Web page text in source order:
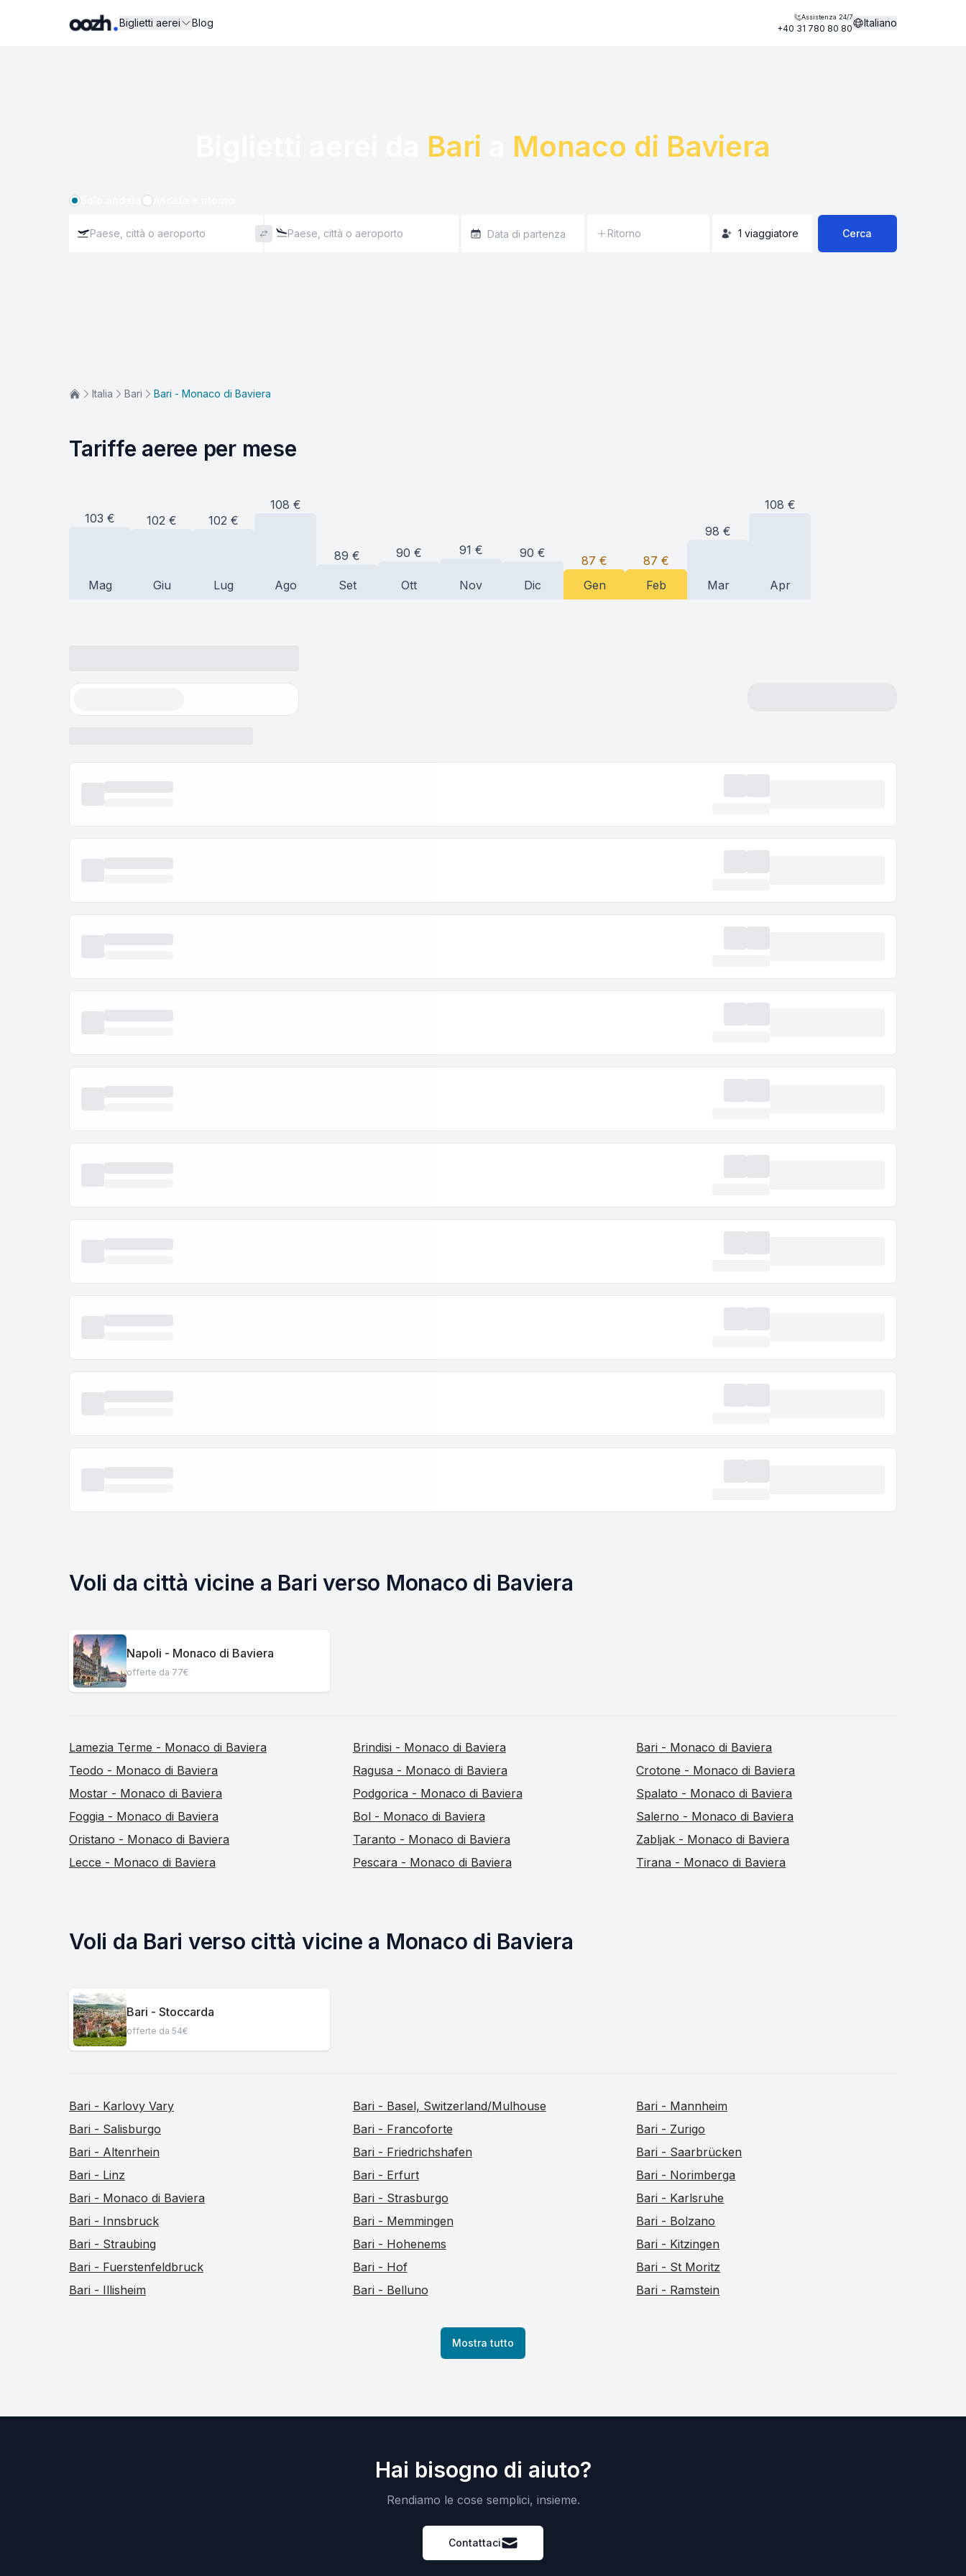
Biglietti aerei Blog Assistenza 24/7
+40 31 780 80 80 Italiano
Bari Monaco di Baviera
Ritorno 1 viaggiatore Cerca
Italia Bari Bari - Monaco di Baviera
Tariffe aeree per mese
103 €
Mag
102 €
Giu
102 €
Lug
108 €
Ago
89 €
Set
90 €
Ott
91 €
Nov
90 €
Dic
87 €
Gen
87 €
Feb
98 €
Mar
108 €
Apr
Voli da città vicine a Bari verso Monaco di Baviera
Napoli - Monaco di Baviera
offerte da 77€
Lamezia Terme - Monaco di Baviera Brindisi - Monaco di Baviera
Bari - Monaco di Baviera
Teodo - Monaco di Baviera
Ragusa - Monaco di Baviera
Crotone - Monaco di Baviera
Mostar - Monaco di Baviera
Podgorica - Monaco di Baviera
Spalato - Monaco di Baviera
Foggia - Monaco di Baviera
Bol - Monaco di Baviera
Salerno - Monaco di Baviera
Oristano - Monaco di Baviera
Taranto - Monaco di Baviera
Zabljak - Monaco di Baviera
Lecce - Monaco di Baviera
Pescara - Monaco di Baviera Tirana - Monaco di Baviera
Voli da Bari verso città vicine a Monaco di Baviera
Bari - Stoccarda
offerte da 54€
Bari - Karlovy Vary Bari - Basel, Switzerland/Mulhouse
Bari - Mannheim
Bari - Salisburgo
Bari - Francoforte
Bari - Zurigo
Bari - Altenrhein
Bari - Friedrichshafen
Bari - Saarbrücken
Bari - Linz
Bari - Erfurt
Bari - Norimberga
Bari - Monaco di Baviera
Bari - Strasburgo
Bari - Karlsruhe
Bari - Innsbruck
Bari - Memmingen
Bari - Bolzano
Bari - Straubing
Bari - Hohenems
Bari - Kitzingen
Bari - Fuerstenfeldbruck
Bari - Hof
Bari - St Moritz
Bari - Illisheim
Bari - Belluno Bari - Ramstein
Mostra tutto
Hai bisogno di aiuto?
Rendiamo le cose semplici, insieme.
Contattaci